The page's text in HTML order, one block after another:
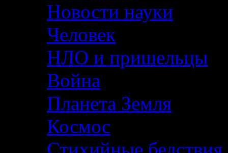
Новости науки
Человек
НЛО и пришельцы
Война
Планета Земля
Космос